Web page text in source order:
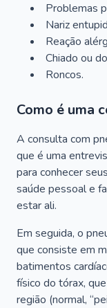
Problemas
Nariz
Reação
Chiado ou
Roncos.
Como é uma
A consulta com
que é uma
para conhecer
saúde pessoal e
estar ali.
Em seguida, o
que consiste em
batimentos
físico do tórax,
região (normal,